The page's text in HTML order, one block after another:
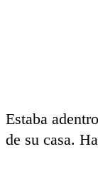
Estaba
de su casa.